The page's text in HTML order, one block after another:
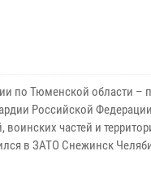
по Тюменской области –
Российской
частей и
в ЗАТО Снежинск